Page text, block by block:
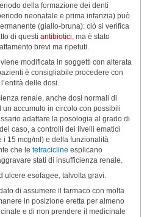
della formazione dei denti
neonatale e prima infanzia) può
(giallo-bruna): ciò si verifica
di questi antibiotici , ma è stato
brevi ma ripetuti.
modificata in soggetti con alterata
è consigliabile procedere con
delle dosi.
renale, anche dosi normali di
accumulo in circolo con possibili
adattare la posologia al grado di
caso, a controlli dei livelli ematici
15 mcg/ml) e della funzionalità
che le tetracicline esplicano
stati di insufficienza renale.
ulcere esofagee, talvolta gravi.
di assumere il farmaco con molta
in posizione eretta per almeno
e di non prendere il medicinale